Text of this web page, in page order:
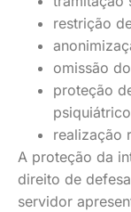
restrição
omissão
proteção
realização
A proteção da
direito de
servidor